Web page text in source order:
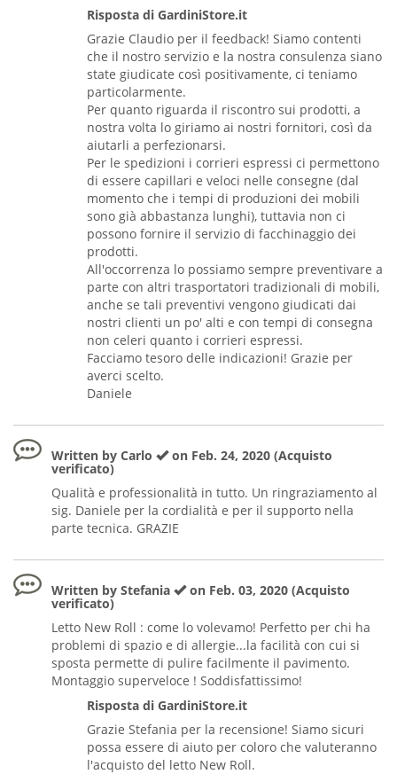
Risposta di GardiniStore.it
Grazie Claudio per il feedback! Siamo contenti
che il nostro servizio e la nostra consulenza siano
state giudicate così positivamente, ci teniamo
particolarmente.
Per quanto riguarda il riscontro sui prodotti, a
nostra volta lo giriamo ai nostri fornitori, così da
aiutarli a perfezionarsi.
Per le spedizioni i corrieri espressi ci permettono
di essere capillari e veloci nelle consegne (dal
momento che i tempi di produzioni dei mobili
sono già abbastanza lunghi), tuttavia non ci
possono fornire il servizio di facchinaggio dei
prodotti.
All'occorrenza lo possiamo sempre preventivare a
parte con altri trasportatori tradizionali di mobili,
anche se tali preventivi vengono giudicati dai
nostri clienti un po' alti e con tempi di consegna
non celeri quanto i corrieri espressi.
Facciamo tesoro delle indicazioni! Grazie per
averci scelto.
Daniele
Written by Carlo on Feb. 24, 2020 (Acquisto
verificato)
Qualità e professionalità in tutto. Un ringraziamento al
sig. Daniele per la cordialità e per il supporto nella
parte tecnica. GRAZIE
Written by Stefania on Feb. 03, 2020 (Acquisto
verificato)
Letto New Roll : come lo volevamo! Perfetto per chi ha
problemi di spazio e di allergie...la facilità con cui si
sposta permette di pulire facilmente il pavimento.
Montaggio superveloce ! Soddisfattissimo!
Risposta di GardiniStore.it
Grazie Stefania per la recensione! Siamo sicuri
possa essere di aiuto per coloro che valuteranno
l'acquisto del letto New Roll.